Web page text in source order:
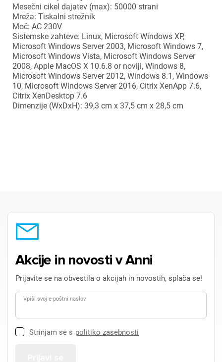
Mesečni cikel dajatev (max): 50000 strani
Mreža: Tiskalni strežnik
Moč: AC 230V
Sistemske zahteve: Linux, Microsoft Windows XP,
Microsoft Windows Server 2003, Microsoft Windows 7,
Microsoft Windows Vista, Microsoft Windows Server
2008, Apple MacOS X 10.6.8 or noviji, Windows 8,
Microsoft Windows Server 2012, Windows 8.1, Windows
10, Microsoft Windows Server 2016, Citrix XenApp 7.6,
Citrix XenDesktop 7.6
Dimenzije (WxDxH): 39,3 cm x 37,5 cm x 28,5 cm
Akcije in novosti v Anni
Prijavite se na obvestila o akcijah in novostih, splača se!
Vpiši svoj e-poštni naslov
Strinjam se s politiko zasebnosti
Prijava ×
Za dodajanje na seznam želja morate biti prijavljeni.